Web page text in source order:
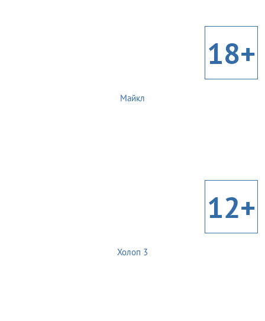
18+
Майкл
12+
Холоп 3